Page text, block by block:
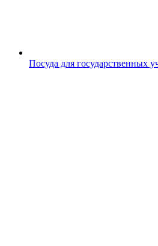
Посуда для государственных